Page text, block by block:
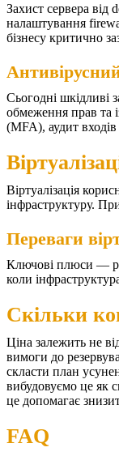
Захист сервера від
налаштування
бізнесу критично
Сьогодні шкідливі
обмеження прав та
(MFA), аудит
Віртуалізація
інфраструктуру.
Переваги
Ключові плюси —
коли
Скільки
Ціна залежить не
вимоги до
скласти план
вибудовуємо це як
це допомагає
FAQ